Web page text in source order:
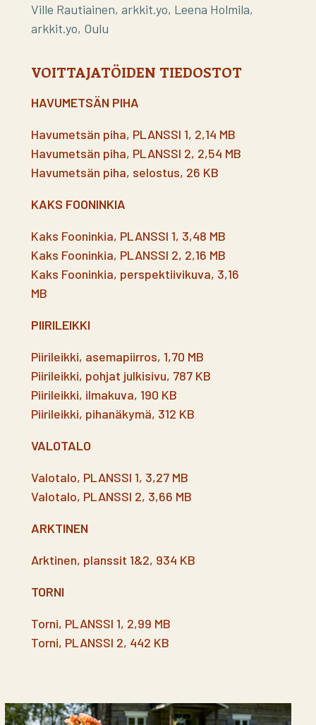
Ville Rautiainen, arkkit.yo, Leena Holmila,
arkkit.yo, Oulu
VOITTAJATÖIDEN TIEDOSTOT
HAVUMETSÄN PIHA
Havumetsän piha, PLANSSI 1, 2,14 MB
Havumetsän piha, PLANSSI 2, 2,54 MB
Havumetsän piha, selostus, 26 KB
KAKS FOONINKIA
Kaks Fooninkia, PLANSSI 1, 3,48 MB
Kaks Fooninkia, PLANSSI 2, 2,16 MB
Kaks Fooninkia, perspektiivikuva, 3,16
MB
PIIRILEIKKI
Piirileikki, asemapiirros, 1,70 MB
Piirileikki, pohjat julkisivu, 787 KB
Piirileikki, ilmakuva, 190 KB
Piirileikki, pihanäkymä, 312 KB
VALOTALO
Valotalo, PLANSSI 1, 3,27 MB
Valotalo, PLANSSI 2, 3,66 MB
ARKTINEN
Arktinen, planssit 1&2, 934 KB
TORNI
Torni, PLANSSI 1, 2,99 MB
Torni, PLANSSI 2, 442 KB